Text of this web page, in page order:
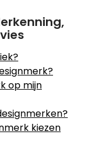
op mijn
kiezen